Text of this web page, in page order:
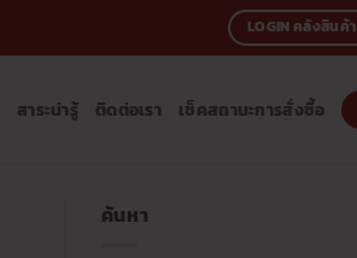
LOGIN คลังสินค้า
สาระน่ารู้ ติดต่อเรา เช็คสถานะการสั่งซื้อ
ค้นหา